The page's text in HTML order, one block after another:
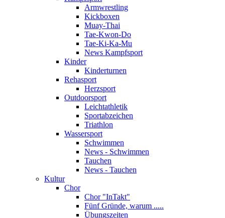
Armwrestling
Kickboxen
Muay-Thai
Tae-Kwon-Do
Tae-Ki-Ka-Mu
News Kampfsport
Kinder
Kinderturnen
Rehasport
Herzsport
Outdoorsport
Leichtathletik
Sportabzeichen
Triathlon
Wassersport
Schwimmen
News - Schwimmen
Tauchen
News - Tauchen
Kultur
Chor
Chor "InTakt"
Fünf Gründe, warum .....
Übungszeiten